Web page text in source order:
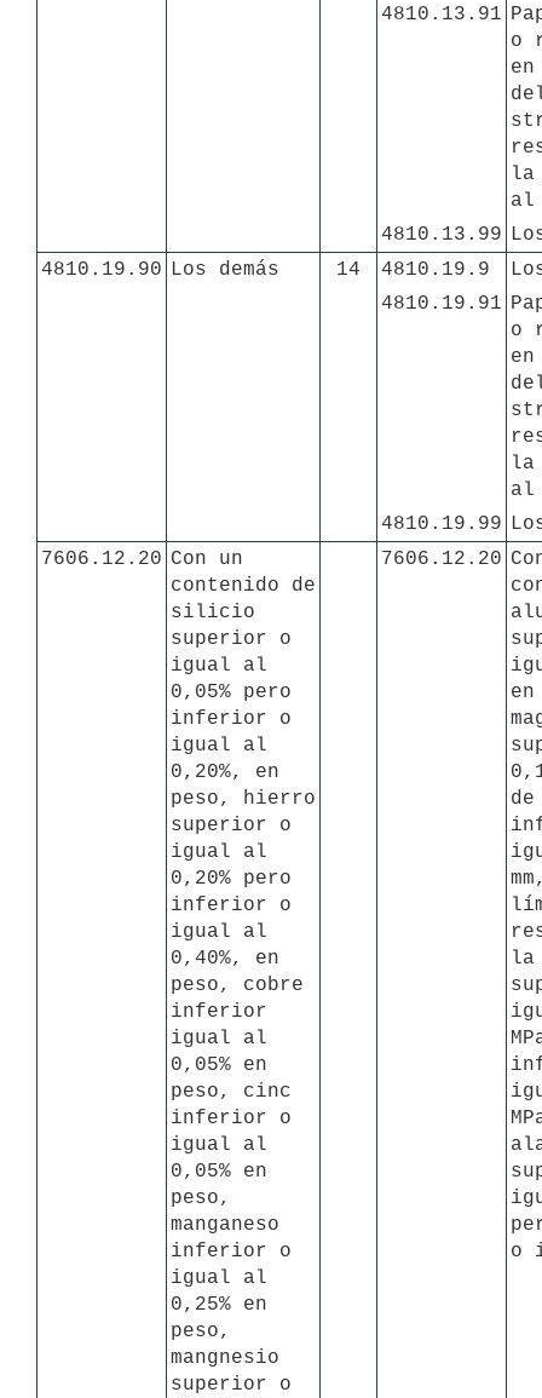
4810.13.91
o
la
al
4810.13.99
4810.19.90
Los demás 14 4810.19.9
4810.19.91
o
la
al
4810.19.99
7606.12.20 Con un
contenido de
silicio
superior o
igual al
0,05% pero
inferior o
igual al
0,20%, en
peso, hierro
superior o
igual al
0,20% pero
inferior o
igual al
0,40%, en
peso, cobre
inferior
igual al
0,05% en
peso, cinc
inferior o
igual al
0,05% en
peso,
manganeso
inferior o
igual al
0,25% en
peso,
mangnesio
superior o
7606.12.20
la
o